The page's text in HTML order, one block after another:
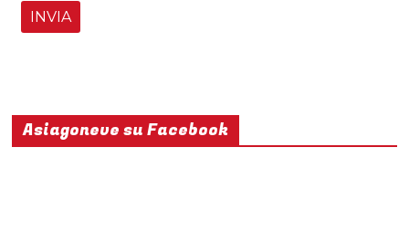
Asiagoneve su Facebook